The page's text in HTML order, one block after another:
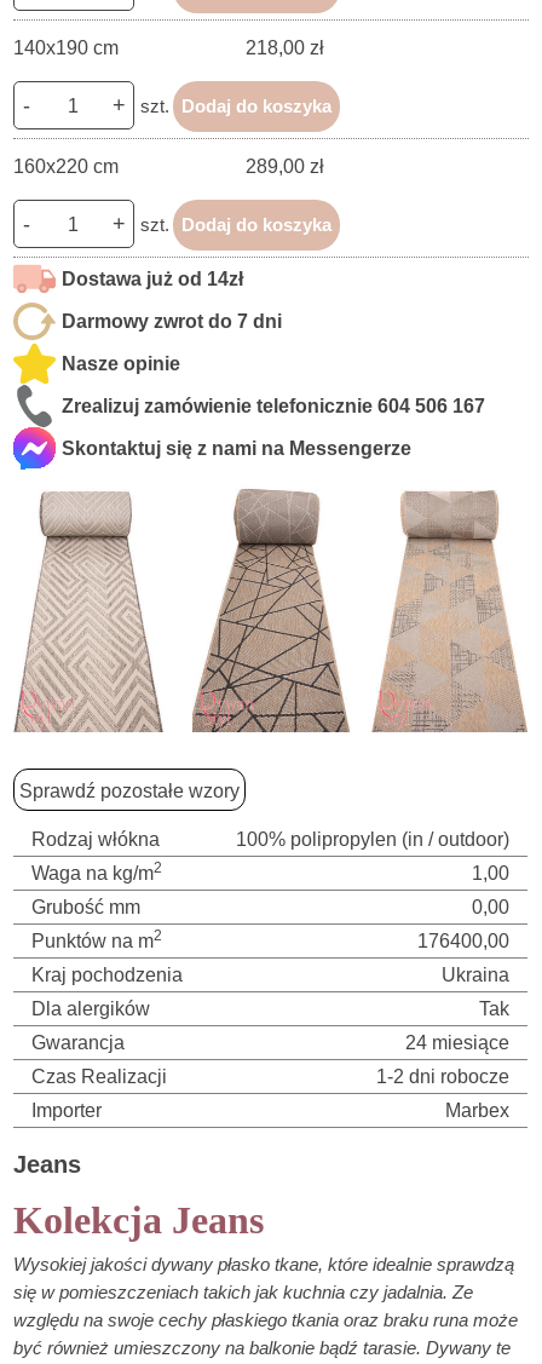
140x190 cm 218,00 zł
- + szt. Dodaj do koszyka
160x220 cm 289,00 zł
- + szt. Dodaj do koszyka
Dostawa już od 14zł
Darmowy zwrot do 7 dni
Nasze opinie
Zrealizuj zamówienie telefonicznie604 506 167
Skontaktuj się z nami na Messengerze
Sprawdź pozostałe wzory
Rodzaj włókna
100% polipropylen (in / outdoor)
Waga na kg/m2
1,00
Grubość mm
0,00
Punktów na m2
176400,00
Kraj pochodzenia
Ukraina
Dla alergików
Tak
Gwarancja
24 miesiące
Czas Realizacji
1-2 dni robocze
Importer
Marbex
Jeans
Kolekcja Jeans
Wysokiej jakości dywany płasko tkane, które idealnie sprawdzą
się w pomieszczeniach takich jak kuchnia czy jadalnia. Ze
względu na swoje cechy płaskiego tkania oraz braku runa może
być również umieszczony na balkonie bądź tarasie. Dywany te